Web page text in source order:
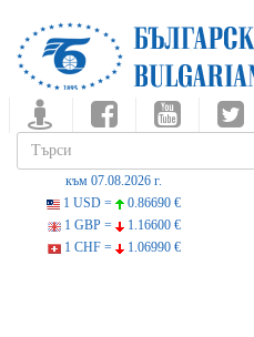
към 07.08.2026 г.
1 USD =
0.86690 €
1 GBP =
1.16600 €
1 CHF =
1.06990 €